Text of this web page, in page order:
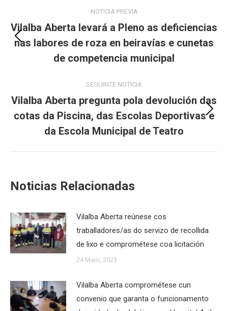
navigation
NOTICIA PREVIA
Previous
post:
Vilalba Aberta levará a Pleno as deficiencias
nas labores de roza en beiravías e cunetas
de competencia municipal
SEGUINTE NOTICIA
Next
post:
Vilalba Aberta pregunta pola devolución das
cotas da Piscina, das Escolas Deportivas e
da Escola Municipal de Teatro
Noticias Relacionadas
Vilalba Aberta reúnese cos
traballadores/as do servizo de recollida
de lixo e comprométese coa licitación
24 Maio, 2023
Vilalba Aberta comprométese cun
convenio que garanta o funcionamento